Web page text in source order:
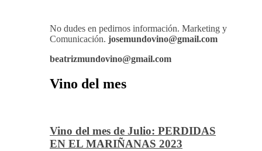
No dudes en pedirnos información. Marketing y
Comunicación. josemundovino@gmail.com
beatrizmundovino@gmail.com
Vino del mes
Vino del mes de Julio: PERDIDAS
EN EL MARIÑANAS 2023